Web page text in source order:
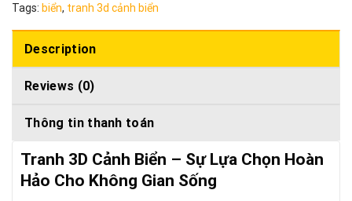
Tags: biển, tranh 3d cảnh biển
Description
Reviews (0)
Thông tin thanh toán
Tranh 3D Cảnh Biển – Sự Lựa Chọn Hoàn
Hảo Cho Không Gian Sống